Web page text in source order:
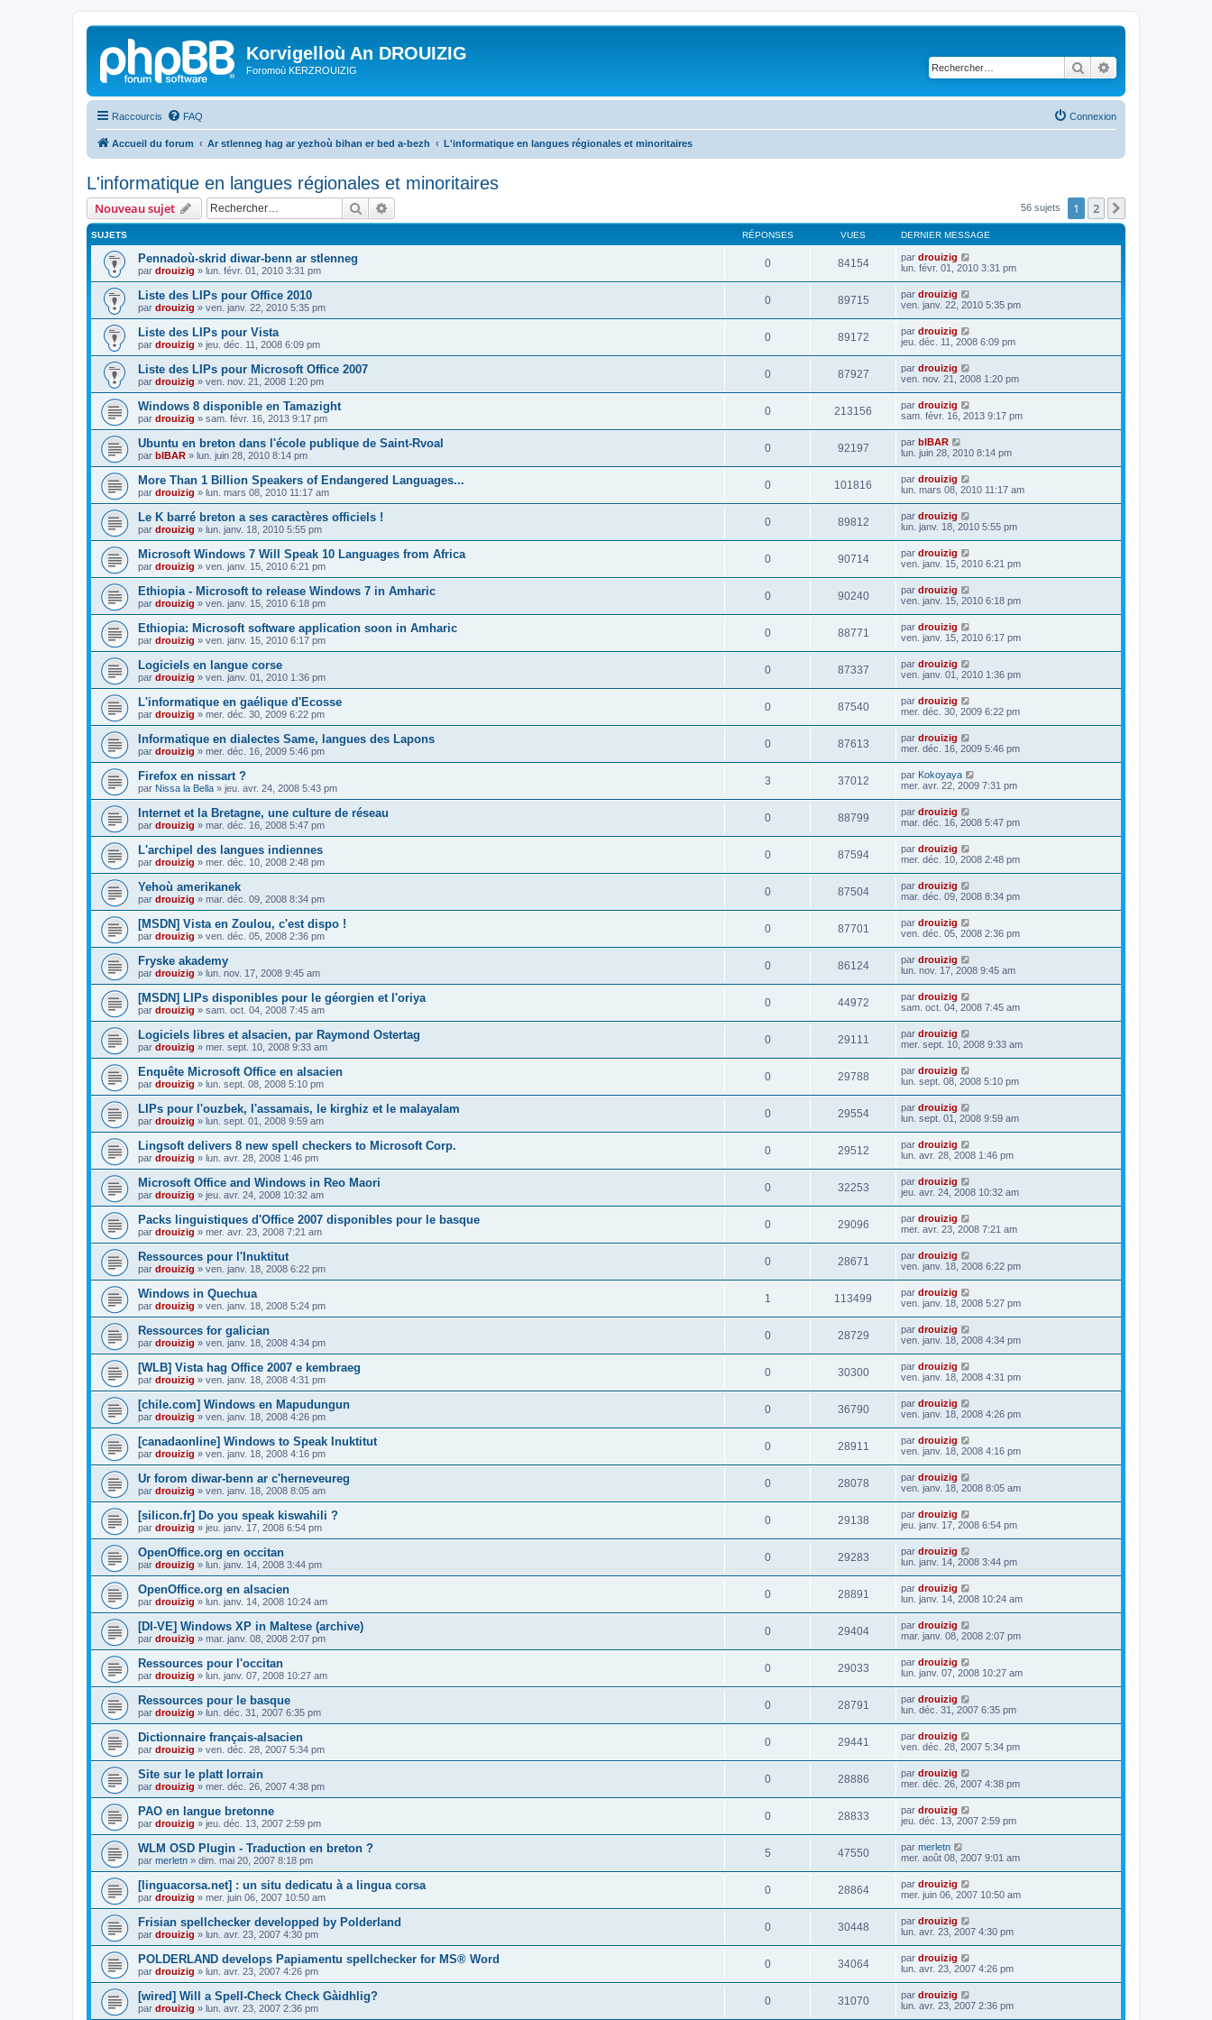
Korvigelloù An DROUIZIG
Foromoù KERZROUIZIG Rechercher
Raccourcis FAQ Connexion
Accueil du forum Ar stlenneg hag ar yezhoù bihan er bed a-bezh L'informatique en langues régionales et minoritaires
L'informatique en langues régionales et minoritaires
Nouveau sujet Rechercher 56 sujets 1 2
SUJETS RÉPONSES VUES DERNIER MESSAGE
Pennadoù-skrid diwar-benn ar stlenneg
par drouizig » lun. févr. 01, 2010 3:31 pm
0 84154 par drouizig
lun. févr. 01, 2010 3:31 pm
Liste des LIPs pour Office 2010
par drouizig » ven. janv. 22, 2010 5:35 pm
0 89715 par drouizig
ven. janv. 22, 2010 5:35 pm
Liste des LIPs pour Vista
par drouizig » jeu. déc. 11, 2008 6:09 pm
0 89172 par drouizig
jeu. déc. 11, 2008 6:09 pm
Liste des LIPs pour Microsoft Office 2007
par drouizig » ven. nov. 21, 2008 1:20 pm
0 87927 par drouizig
ven. nov. 21, 2008 1:20 pm
Windows 8 disponible en Tamazight
par drouizig » sam. févr. 16, 2013 9:17 pm
0 213156 par drouizig
sam. févr. 16, 2013 9:17 pm
Ubuntu en breton dans l'école publique de Saint-Rvoal
par bIBAR » lun. juin 28, 2010 8:14 pm
0 92197 par bIBAR
lun. juin 28, 2010 8:14 pm
More Than 1 Billion Speakers of Endangered Languages...
par drouizig » lun. mars 08, 2010 11:17 am
0 101816 par drouizig
lun. mars 08, 2010 11:17 am
Le K barré breton a ses caractères officiels !
par drouizig » lun. janv. 18, 2010 5:55 pm
0 89812 par drouizig
lun. janv. 18, 2010 5:55 pm
Microsoft Windows 7 Will Speak 10 Languages from Africa
par drouizig » ven. janv. 15, 2010 6:21 pm
0 90714 par drouizig
ven. janv. 15, 2010 6:21 pm
Ethiopia - Microsoft to release Windows 7 in Amharic
par drouizig » ven. janv. 15, 2010 6:18 pm
0 90240 par drouizig
ven. janv. 15, 2010 6:18 pm
Ethiopia: Microsoft software application soon in Amharic
par drouizig » ven. janv. 15, 2010 6:17 pm
0 88771 par drouizig
ven. janv. 15, 2010 6:17 pm
Logiciels en langue corse
par drouizig » ven. janv. 01, 2010 1:36 pm
0 87337 par drouizig
ven. janv. 01, 2010 1:36 pm
L'informatique en gaélique d'Ecosse
par drouizig » mer. déc. 30, 2009 6:22 pm
0 87540 par drouizig
mer. déc. 30, 2009 6:22 pm
Informatique en dialectes Same, langues des Lapons
par drouizig » mer. déc. 16, 2009 5:46 pm
0 87613 par drouizig
mer. déc. 16, 2009 5:46 pm
Firefox en nissart ?
par Nissa la Bella » jeu. avr. 24, 2008 5:43 pm
3 37012 par Kokoyaya
mer. avr. 22, 2009 7:31 pm
Internet et la Bretagne, une culture de réseau
par drouizig » mar. déc. 16, 2008 5:47 pm
0 88799 par drouizig
mar. déc. 16, 2008 5:47 pm
L'archipel des langues indiennes
par drouizig » mer. déc. 10, 2008 2:48 pm
0 87594 par drouizig
mer. déc. 10, 2008 2:48 pm
Yehoù amerikanek
par drouizig » mar. déc. 09, 2008 8:34 pm
0 87504 par drouizig
mar. déc. 09, 2008 8:34 pm
[MSDN] Vista en Zoulou, c'est dispo !
par drouizig » ven. déc. 05, 2008 2:36 pm
0 87701 par drouizig
ven. déc. 05, 2008 2:36 pm
Fryske akademy
par drouizig » lun. nov. 17, 2008 9:45 am
0 86124 par drouizig
lun. nov. 17, 2008 9:45 am
[MSDN] LIPs disponibles pour le géorgien et l'oriya
par drouizig » sam. oct. 04, 2008 7:45 am
0 44972 par drouizig
sam. oct. 04, 2008 7:45 am
Logiciels libres et alsacien, par Raymond Ostertag
par drouizig » mer. sept. 10, 2008 9:33 am
0 29111 par drouizig
mer. sept. 10, 2008 9:33 am
Enquête Microsoft Office en alsacien
par drouizig » lun. sept. 08, 2008 5:10 pm
0 29788 par drouizig
lun. sept. 08, 2008 5:10 pm
LIPs pour l'ouzbek, l'assamais, le kirghiz et le malayalam
par drouizig » lun. sept. 01, 2008 9:59 am
0 29554 par drouizig
lun. sept. 01, 2008 9:59 am
Lingsoft delivers 8 new spell checkers to Microsoft Corp.
par drouizig » lun. avr. 28, 2008 1:46 pm
0 29512 par drouizig
lun. avr. 28, 2008 1:46 pm
Microsoft Office and Windows in Reo Maori
par drouizig » jeu. avr. 24, 2008 10:32 am
0 32253 par drouizig
jeu. avr. 24, 2008 10:32 am
Packs linguistiques d'Office 2007 disponibles pour le basque
par drouizig » mer. avr. 23, 2008 7:21 am
0 29096 par drouizig
mer. avr. 23, 2008 7:21 am
Ressources pour l'Inuktitut
par drouizig » ven. janv. 18, 2008 6:22 pm
0 28671 par drouizig
ven. janv. 18, 2008 6:22 pm
Windows in Quechua
par drouizig » ven. janv. 18, 2008 5:24 pm
1 113499 par drouizig
ven. janv. 18, 2008 5:27 pm
Ressources for galician
par drouizig » ven. janv. 18, 2008 4:34 pm
0 28729 par drouizig
ven. janv. 18, 2008 4:34 pm
[WLB] Vista hag Office 2007 e kembraeg
par drouizig » ven. janv. 18, 2008 4:31 pm
0 30300 par drouizig
ven. janv. 18, 2008 4:31 pm
[chile.com] Windows en Mapudungun
par drouizig » ven. janv. 18, 2008 4:26 pm
0 36790 par drouizig
ven. janv. 18, 2008 4:26 pm
[canadaonline] Windows to Speak Inuktitut
par drouizig » ven. janv. 18, 2008 4:16 pm
0 28911 par drouizig
ven. janv. 18, 2008 4:16 pm
Ur forom diwar-benn ar c'herneveureg
par drouizig » ven. janv. 18, 2008 8:05 am
0 28078 par drouizig
ven. janv. 18, 2008 8:05 am
[silicon.fr] Do you speak kiswahili ?
par drouizig » jeu. janv. 17, 2008 6:54 pm
0 29138 par drouizig
jeu. janv. 17, 2008 6:54 pm
OpenOffice.org en occitan
par drouizig » lun. janv. 14, 2008 3:44 pm
0 29283 par drouizig
lun. janv. 14, 2008 3:44 pm
OpenOffice.org en alsacien
par drouizig » lun. janv. 14, 2008 10:24 am
0 28891 par drouizig
lun. janv. 14, 2008 10:24 am
[DI-VE] Windows XP in Maltese (archive)
par drouizig » mar. janv. 08, 2008 2:07 pm
0 29404 par drouizig
mar. janv. 08, 2008 2:07 pm
Ressources pour l'occitan
par drouizig » lun. janv. 07, 2008 10:27 am
0 29033 par drouizig
lun. janv. 07, 2008 10:27 am
Ressources pour le basque
par drouizig » lun. déc. 31, 2007 6:35 pm
0 28791 par drouizig
lun. déc. 31, 2007 6:35 pm
Dictionnaire français-alsacien
par drouizig » ven. déc. 28, 2007 5:34 pm
0 29441 par drouizig
ven. déc. 28, 2007 5:34 pm
Site sur le platt lorrain
par drouizig » mer. déc. 26, 2007 4:38 pm
0 28886 par drouizig
mer. déc. 26, 2007 4:38 pm
PAO en langue bretonne
par drouizig » jeu. déc. 13, 2007 2:59 pm
0 28833 par drouizig
jeu. déc. 13, 2007 2:59 pm
WLM OSD Plugin - Traduction en breton ?
par merletn » dim. mai 20, 2007 8:18 pm
5 47550 par merletn
mer. août 08, 2007 9:01 am
[linguacorsa.net] : un situ dedicatu à a lingua corsa
par drouizig » mer. juin 06, 2007 10:50 am
0 28864 par drouizig
mer. juin 06, 2007 10:50 am
Frisian spellchecker developped by Polderland
par drouizig » lun. avr. 23, 2007 4:30 pm
0 30448 par drouizig
lun. avr. 23, 2007 4:30 pm
POLDERLAND develops Papiamentu spellchecker for MS® Word
par drouizig » lun. avr. 23, 2007 4:26 pm
0 34064 par drouizig
lun. avr. 23, 2007 4:26 pm
[wired] Will a Spell-Check Check Gàidhlig?
par drouizig » lun. avr. 23, 2007 2:36 pm
0 31070 par drouizig
lun. avr. 23, 2007 2:36 pm